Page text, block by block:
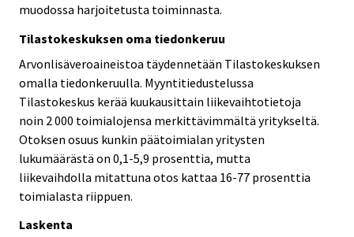
muodossa harjoitetusta toiminnasta.
Tilastokeskuksen oma tiedonkeruu
Arvonlisäveroaineistoa täydennetään Tilastokeskuksen
omalla tiedonkeruulla. Myyntitiedustelussa
Tilastokeskus kerää kuukausittain liikevaihtotietoja
noin 2 000 toimialojensa merkittävimmältä yritykseltä.
Otoksen osuus kunkin päätoimialan yritysten
lukumäärästä on 0,1-5,9 prosenttia, mutta
liikevaihdolla mitattuna otos kattaa 16-77 prosenttia
toimialasta riippuen.
Laskenta